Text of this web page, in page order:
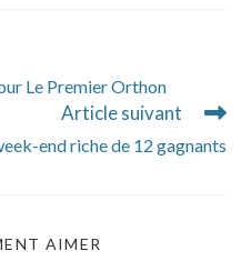
Le Premier Orthon
Article suivant
end riche de 12 gagnants
AIMER